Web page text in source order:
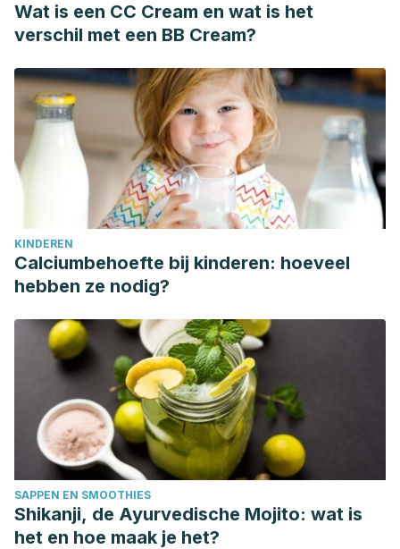
Wat is een CC Cream en wat is het
verschil met een BB Cream?
KINDEREN
Calciumbehoefte bij kinderen: hoeveel
hebben ze nodig?
SAPPEN EN SMOOTHIES
Shikanji, de Ayurvedische Mojito: wat is
het en hoe maak je het?